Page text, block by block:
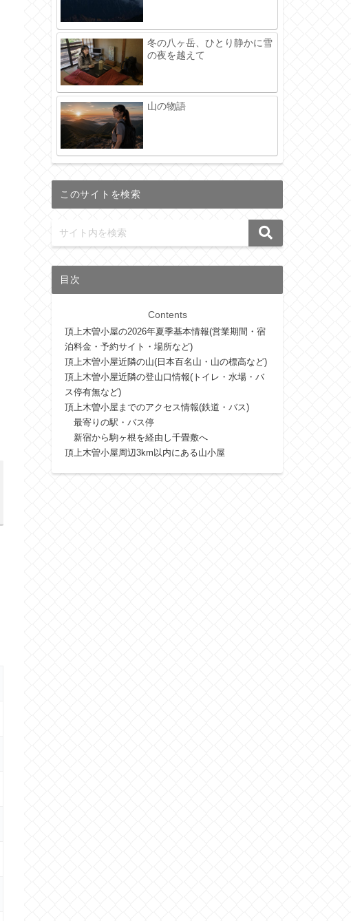
冬の八ヶ岳、ひとり静かに雪
の夜を越えて
山の物語
このサイトを検索
目次
Contents
頂上木曽小屋の2026年夏季基本情報(営業期間・宿
泊料金・予約サイト・場所など)
頂上木曽小屋近隣の山(日本百名山・山の標高など)
頂上木曽小屋近隣の登山口情報(トイレ・水場・バ
ス停有無など)
頂上木曽小屋までのアクセス情報(鉄道・バス)
最寄りの駅・バス停
新宿から駒ヶ根を経由し千畳敷へ
頂上木曽小屋周辺3km以内にある山小屋